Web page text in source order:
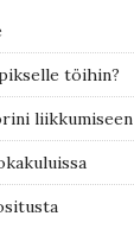
töihin?
liikkumiseen